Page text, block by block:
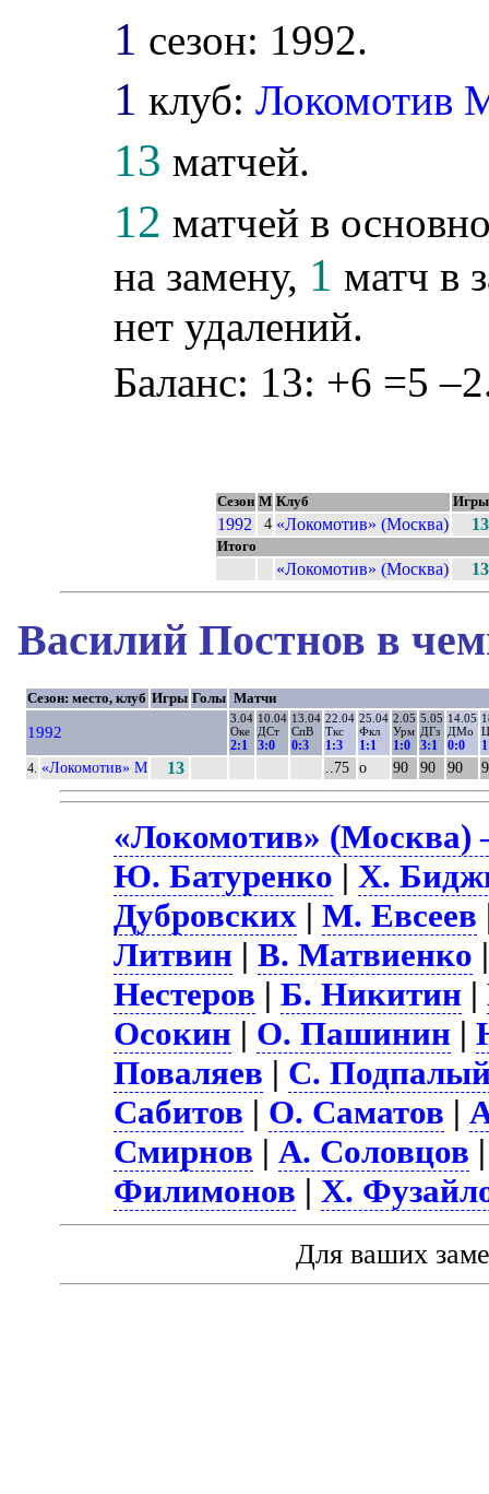
1 сезон: 1992.
1 клуб:Локомотив
13 матчей.
12 матчей в
на замену, 1 матч в
нет удалений.
Баланс: 13: +6 =5
Сезон М Клуб Игры
1992 4 «Локомотив» (Москва) 13
Итого
«Локомотив» (Москва) 13
Василий Постнов в
Сезон: место, клуб Игры Голы Матчи
1992
3.04
Оке
2:1
10.04
ДСт
3:0
13.04
СпВ
0:3
22.04
Ткс
1:3
25.04
Фкл
1:1
2.05
Урм
1:0
5.05
ДГз
3:1
14.05
ДМо
0:0
4. «Локомотив» М 13 ..75 о 90 90 90
«Локомотив» (Москва)
Ю. Батуренко | Х.
Дубровских |М. Евсеев
Литвин |В. Матвиенко
Нестеров |Б. Никитин |
Осокин | О. Пашинин |
Поваляев | С.
Сабитов | О. Саматов |
Смирнов |А. Соловцов
Филимонов | Х.
Для ваших